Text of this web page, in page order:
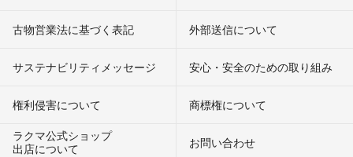
古物営業法に基づく表記 外部送信について
サステナビリティメッセージ 安心・安全のための取り組み
権利侵害について
商標権について
ラクマ公式ショップ
出店について
お問い合わせ